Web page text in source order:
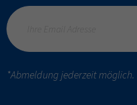
*Abmeldung jederzeit möglich.